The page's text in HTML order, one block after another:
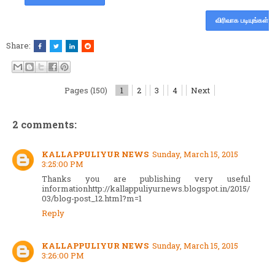
விரிவாக படியுங்கள்
Share:
Pages (150) 1 2 3 4 Next
2 comments:
KALLAPPULIYUR NEWS Sunday, March 15, 2015
3:25:00 PM
Thanks you are publishing very useful
informationhttp://kallappuliyurnews.blogspot.in/2015/
03/blog-post_12.html?m=1
Reply
KALLAPPULIYUR NEWS Sunday, March 15, 2015
3:26:00 PM